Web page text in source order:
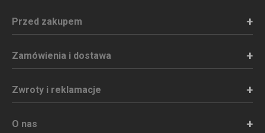
Przed zakupem
Zamówienia i dostawa
Zwroty i reklamacje
O nas